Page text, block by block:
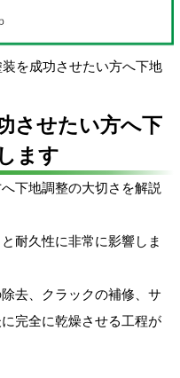
を成功させたい方へ下地
させたい方へ下
ます
下地調整の大切さを解説
耐久性に非常に影響しま
去、クラックの補修、サ
完全に乾燥させる工程が